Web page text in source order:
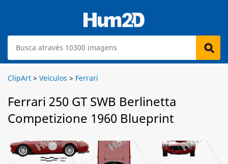
ClipArt > Veículos > Ferrari
Ferrari 250 GT SWB Berlinetta
Competizione 1960 Blueprint